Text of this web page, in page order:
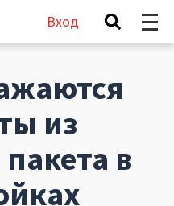
Вход
из
в